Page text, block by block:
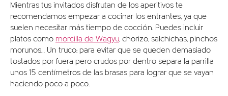
Mientras tus invitados disfrutan de los aperitivos te
recomendamos empezar a cocinar los entrantes, ya que
suelen necesitar más tiempo de cocción. Puedes incluir
platos como morcilla de Wagyu, chorizo, salchichas, pinchos
morunos… Un truco: para evitar que se queden demasiado
tostados por fuera pero crudos por dentro separa la parrilla
unos 15 centímetros de las brasas para lograr que se vayan
haciendo poco a poco.